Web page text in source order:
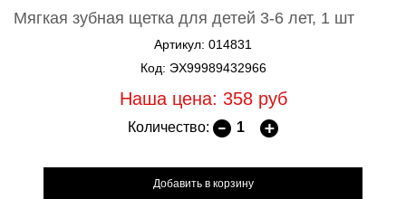
Мягкая зубная щетка для детей 3-6 лет, 1 шт
Артикул: 014831
Код: ЭХ99989432966
Наша цена: 358 руб
Количество: